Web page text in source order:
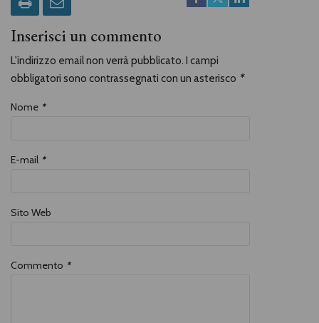
Inserisci un commento
L'indirizzo email non verrà pubblicato. I campi
obbligatori sono contrassegnati con un asterisco *
Nome *
E-mail *
Sito Web
Commento *